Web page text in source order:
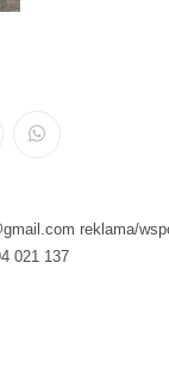
reklama/
021 137